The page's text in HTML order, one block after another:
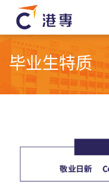
毕业生特质